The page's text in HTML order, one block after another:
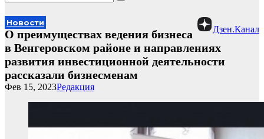
Новости
Дзен.Канал
О преимуществах ведения бизнеса
в Венгеровском районе и направлениях
развития инвестиционной деятельности
рассказали бизнесменам
Редакция
Фев 15, 2023